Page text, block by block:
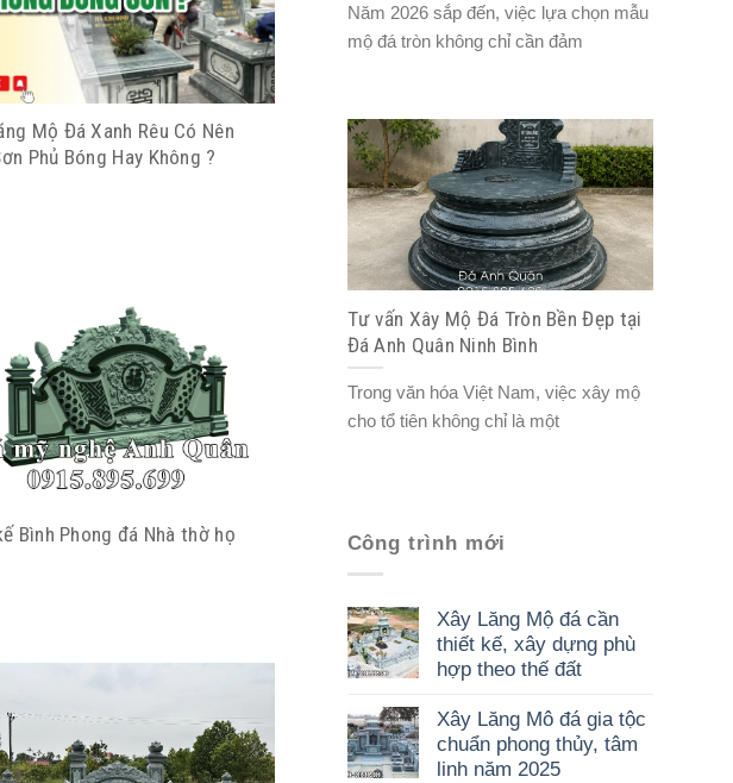
Mộ Đá Xanh Rêu Có Nên
Phủ Bóng Hay Không ?
Bình Phong đá Nhà thờ họ
Năm 2026 sắp đến, việc lựa chọn mẫu
mộ đá tròn không chỉ cần đảm
Tư vấn Xây Mộ Đá Tròn Bền Đẹp tại
Đá Anh Quân Ninh Bình
Trong văn hóa Việt Nam, việc xây mộ
cho tổ tiên không chỉ là một
Công trình mới
Xây Lăng Mộ đá cần
thiết kế, xây dựng phù
hợp theo thế đất
Xây Lăng Mô đá gia tộc
chuẩn phong thủy, tâm
linh năm 2025